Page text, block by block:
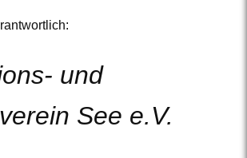
und
See e.V.